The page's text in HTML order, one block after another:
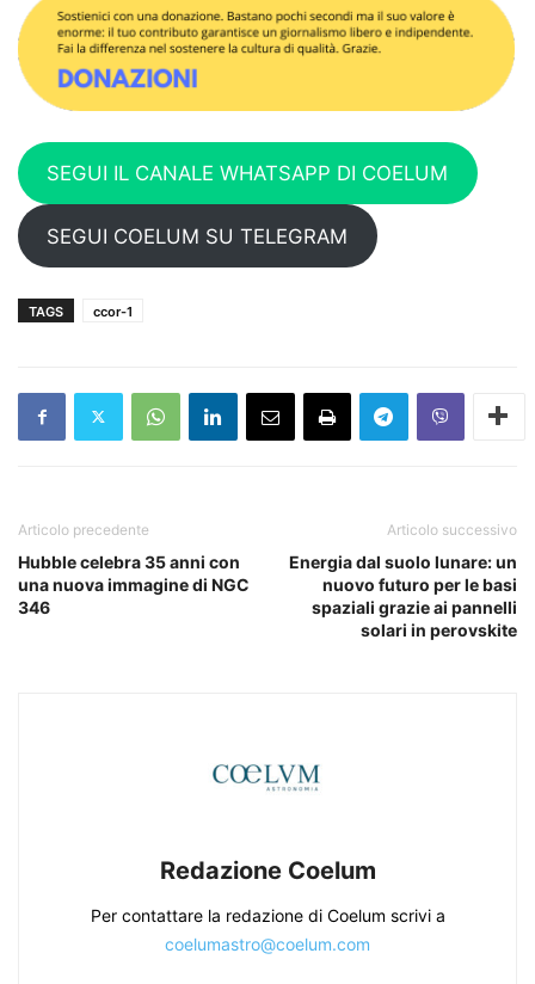
SEGUI IL CANALE WHATSAPP DI COELUM
SEGUI COELUM SU TELEGRAM
TAGS ccor-1
Articolo precedente
Hubble celebra 35 anni con
una nuova immagine di NGC
346
Articolo successivo
Energia dal suolo lunare: un
nuovo futuro per le basi
spaziali grazie ai pannelli
solari in perovskite
Redazione Coelum
Per contattare la redazione di Coelum scrivi a
coelumastro@coelum.com